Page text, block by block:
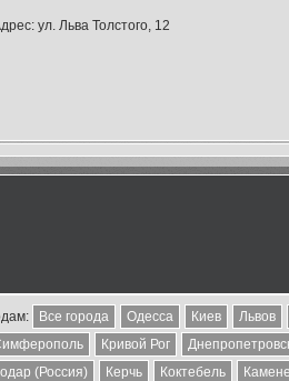
ул. Льва Толстого, 12
Все города Одесса Киев Львов
Кривой Рог
(Россия) Керчь Коктебель